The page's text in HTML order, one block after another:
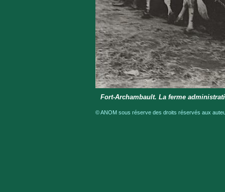
Fort-Archambault. La ferme
© ANOM sous réserve des droits réservés aux